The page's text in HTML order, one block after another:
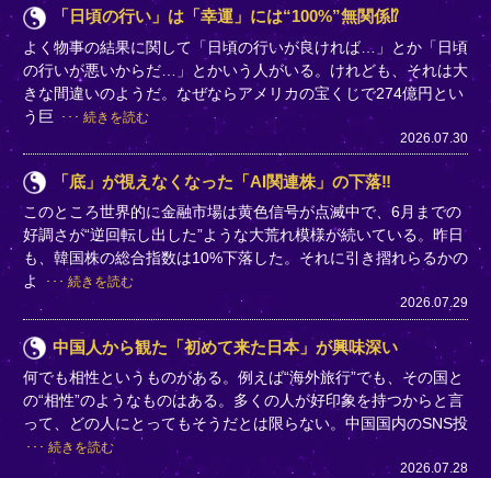
「日頃の行い」は「幸運」には“100%”無関係⁉
よく物事の結果に関して「日頃の行いが良ければ…」とか「日頃
の行いが悪いからだ…」とかいう人がいる。けれども、それは大
きな間違いのようだ。なぜならアメリカの宝くじで274億円とい
う巨
続きを読む
2026.07.30
「底」が視えなくなった「AI関連株」の下落‼
このところ世界的に金融市場は黄色信号が点滅中で、6月までの
好調さが“逆回転し出した”ような大荒れ模様が続いている。昨日
も、韓国株の総合指数は10%下落した。それに引き摺れらるかの
よ
続きを読む
2026.07.29
中国人から観た「初めて来た日本」が興味深い
何でも相性というものがある。例えば“海外旅行”でも、その国と
の“相性”のようなものはある。多くの人が好印象を持つからと言
って、どの人にとってもそうだとは限らない。中国国内のSNS投
続きを読む
2026.07.28